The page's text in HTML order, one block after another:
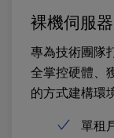
裸機伺服器
專為技術團隊
全掌控硬體、
的方式建構環
單租